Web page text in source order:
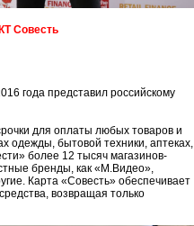
Совесть
года представил российскому
для оплаты любых товаров и
одежды, бытовой техники, аптеках,
более 12 тысяч магазинов-
бренды, как «М.Видео»,
Карта «Совесть» обеспечивает
возвращая только